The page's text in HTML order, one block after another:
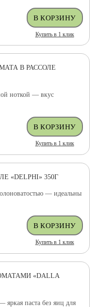
Купить в 1 клик
В РАССОЛЕ
ноткой — вкус
Купить в 1 клик
«DELPHI» 350Г
— идеальны
Купить в 1 клик
«DALLA
паста без яиц для